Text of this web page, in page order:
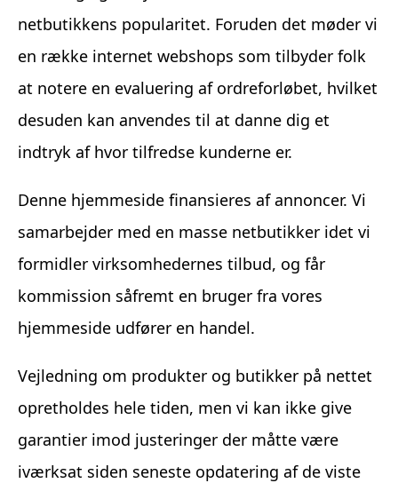
netbutikkens popularitet. Foruden det møder vi
en række internet webshops som tilbyder folk
at notere en evaluering af ordreforløbet, hvilket
desuden kan anvendes til at danne dig et
indtryk af hvor tilfredse kunderne er.
Denne hjemmeside finansieres af annoncer. Vi
samarbejder med en masse netbutikker idet vi
formidler virksomhedernes tilbud, og får
kommission såfremt en bruger fra vores
hjemmeside udfører en handel.
Vejledning om produkter og butikker på nettet
opretholdes hele tiden, men vi kan ikke give
garantier imod justeringer der måtte være
iværksat siden seneste opdatering af de viste